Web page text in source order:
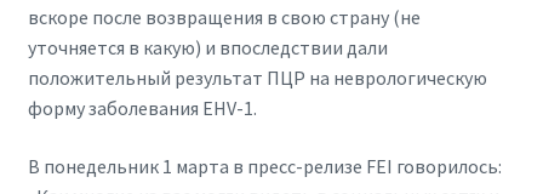
вскоре после возвращения в свою страну (не
уточняется в какую) и впоследствии дали
положительный результат ПЦР на неврологическую
форму заболевания EHV-1.
В понедельник 1 марта в пресс-релизе FEI говорилось: